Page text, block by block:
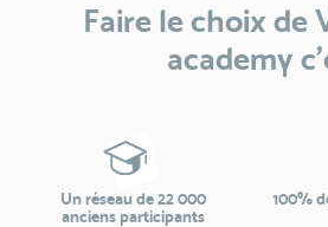
Faire le choix de
academy
Un réseau de 22 000
anciens participants
100%